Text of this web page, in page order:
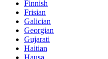
Finnish
Frisian
Galician
Georgian
Gujarati
Haitian